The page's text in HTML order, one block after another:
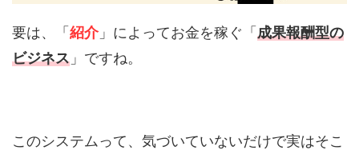
要は、「紹介」によってお金を稼ぐ「成果報酬型の
ビジネス 」ですね。
このシステムって、気づいていないだけで実はそこ